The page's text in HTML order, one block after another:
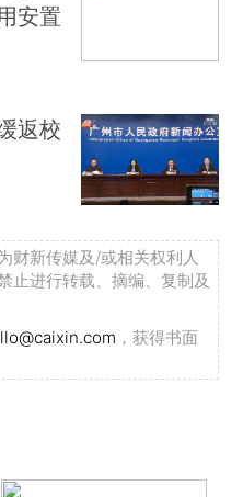
安置
返校
财新传媒及/或相关权利人
止进行转载、摘编、复制及
，获得书面